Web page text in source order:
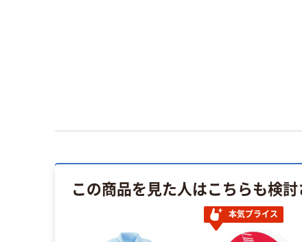
この商品を見た人はこちらも検
本気プライス